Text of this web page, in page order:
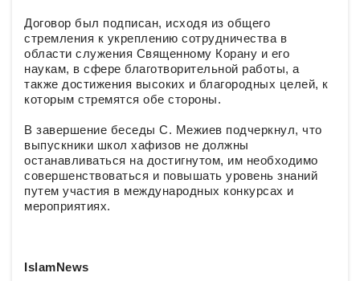
Договор был подписан, исходя из общего
стремления к укреплению сотрудничества в
области служения Священному Корану и его
наукам, в сфере благотворительной работы, а
также достижения высоких и благородных целей, к
которым стремятся обе стороны.
В завершение беседы С. Межиев подчеркнул, что
выпускники школ хафизов не должны
останавливаться на достигнутом, им необходимо
совершенствоваться и повышать уровень знаний
путем участия в международных конкурсах и
мероприятиях.
IslamNews